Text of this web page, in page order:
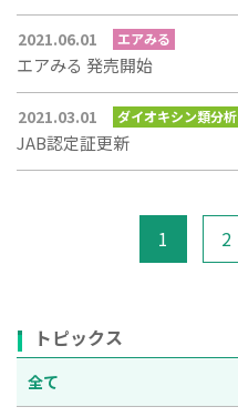
2021.06.01 エアみる
エアみる 発売開始
2021.03.01 ダイオキシン類分析
JAB認定証更新
1 2
トピックス
全て